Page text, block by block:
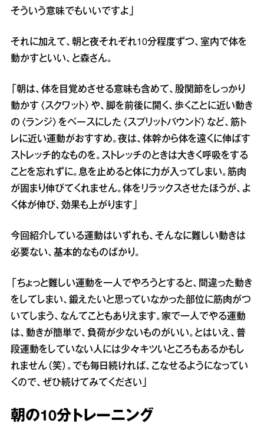
そういう意味でもいいですよ」
それに加えて、朝と夜それぞれ10分程度ずつ、室内で体を
動かすといい、と森さん。
「朝は、体を目覚めさせる意味も含めて、股関節をしっかり
動かす〈スクワット〉や、脚を前後に開く、歩くことに近い動き
の〈ランジ〉をベースにした〈スプリットバウンド〉など、筋ト
レに近い運動がおすすめ。夜は、体幹から体を遠くに伸ばす
ストレッチ的なものを。ストレッチのときは大きく呼吸をする
ことを忘れずに。息を止めると体に力が入ってしまい。筋肉
が固まり伸びてくれません。体をリラックスさせたほうが、よ
く体が伸び、効果も上がります」
今回紹介している運動はいずれも、そんなに難しい動きは
必要ない、基本的なものばかり。
「ちょっと難しい運動を一人でやろうとすると、間違った動き
をしてしまい、鍛えたいと思っていなかった部位に筋肉がつ
いてしまう、なんてこともありえます。家で一人でやる運動
は、動きが簡単で、負荷が少ないものがいい。とはいえ、普
段運動をしていない人には少々キツいところもあるかもし
れません（笑）。でも毎日続ければ、こなせるようになってい
くので、ぜひ続けてみてください」
朝の10分トレーニング